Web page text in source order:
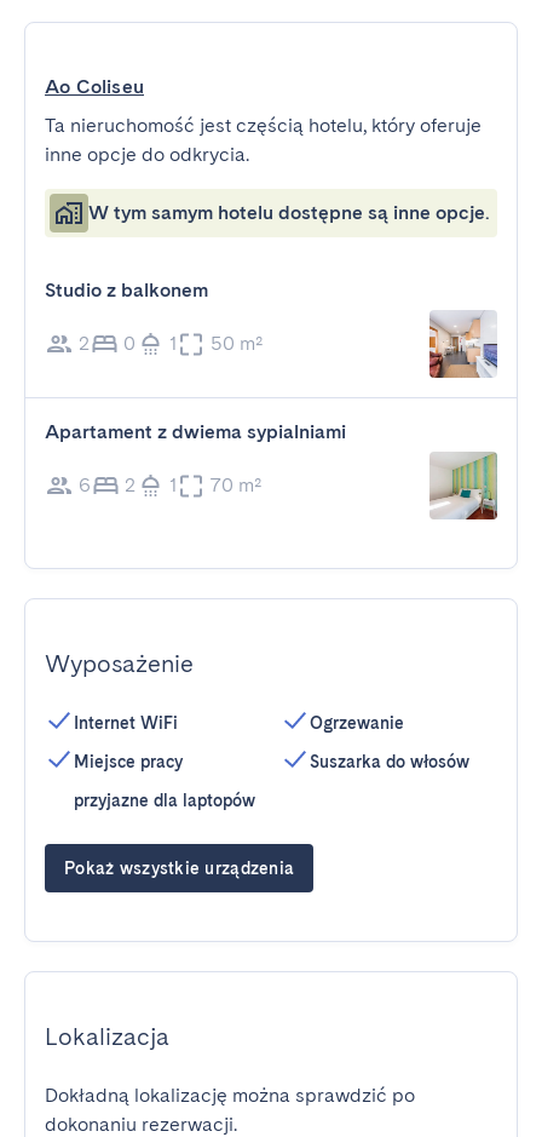
Ao Coliseu
Ta nieruchomość jest częścią hotelu, który oferuje
inne opcje do odkrycia.
W tym samym hotelu dostępne są inne opcje.
Studio z balkonem
2 0 1 50 m²
Apartament z dwiema sypialniami
6 2 1 70 m²
Wyposażenie
Internet WiFi
Miejsce pracy
przyjazne dla laptopów
Ogrzewanie
Suszarka do włosów
Pokaż wszystkie urządzenia
Lokalizacja
Dokładną lokalizację można sprawdzić po
dokonaniu rezerwacji.